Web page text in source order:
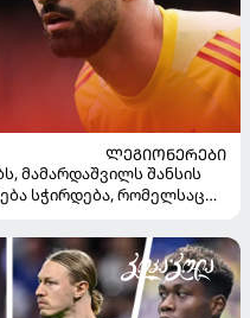
ᲚᲔᲒᲘᲝᲜᲔᲠᲔᲑᲘ
მამარდაშვილს შანსის
სჭირდება, რომელსაც